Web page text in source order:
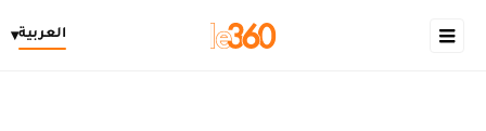
العربية▾